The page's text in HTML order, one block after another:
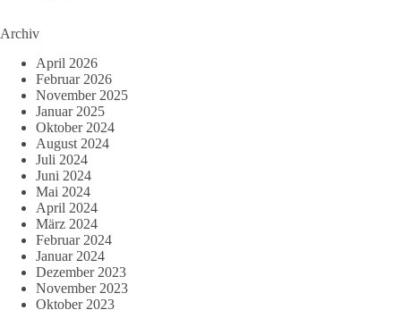
Archiv
April 2026
Februar 2026
November 2025
Januar 2025
Oktober 2024
August 2024
Juli 2024
Juni 2024
Mai 2024
April 2024
März 2024
Februar 2024
Januar 2024
Dezember 2023
November 2023
Oktober 2023